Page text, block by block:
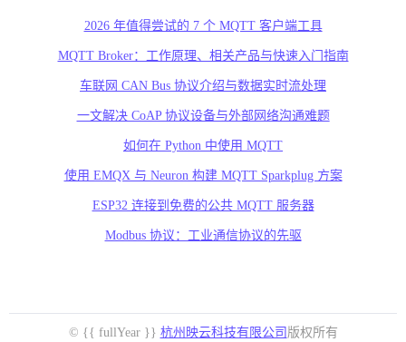
2026 年值得尝试的 7 个 MQTT 客户端工具
MQTT Broker：工作原理、相关产品与快速入门指南
车联网 CAN Bus 协议介绍与数据实时流处理
一文解决 CoAP 协议设备与外部网络沟通难题
如何在 Python 中使用 MQTT
使用 EMQX 与 Neuron 构建 MQTT Sparkplug 方案
ESP32 连接到免费的公共 MQTT 服务器
Modbus 协议：工业通信协议的先驱
© {{ fullYear }} 杭州映云科技有限公司 版权所有